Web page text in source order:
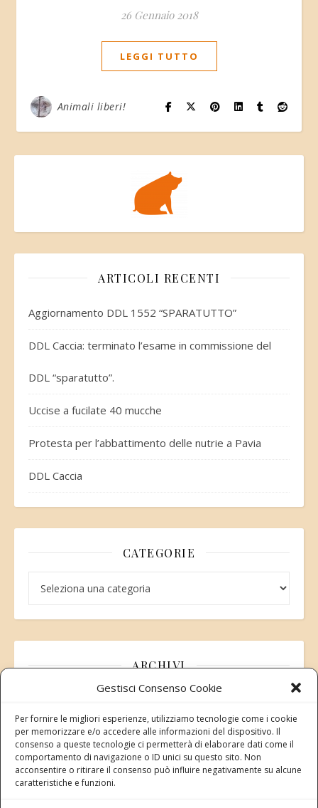
Gestisci Consenso Cookie
Per fornire le migliori esperienze, utilizziamo tecnologie come i cookie
per memorizzare e/o accedere alle informazioni del dispositivo. Il
consenso a queste tecnologie ci permetterà di elaborare dati come il
comportamento di navigazione o ID unici su questo sito. Non
acconsentire o ritirare il consenso può influire negativamente su alcune
caratteristiche e funzioni.
26 Gennaio 2018
LEGGI TUTTO
Animali liberi!
ARTICOLI RECENTI
Aggiornamento DDL 1552 “SPARATUTTO”
DDL Caccia: terminato l’esame in commissione del
DDL “sparatutto”.
Uccise a fucilate 40 mucche
Protesta per l’abbattimento delle nutrie a Pavia
DDL Caccia
CATEGORIE
ARCHIVI
Modifica consenso